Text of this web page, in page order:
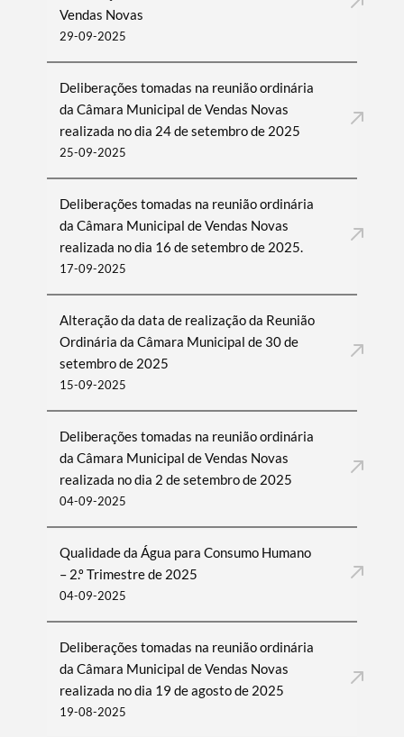
Vendas Novas
29-09-2025
Deliberações tomadas na reunião ordinária
da Câmara Municipal de Vendas Novas
realizada no dia 24 de setembro de 2025
25-09-2025
Deliberações tomadas na reunião ordinária
da Câmara Municipal de Vendas Novas
realizada no dia 16 de setembro de 2025.
17-09-2025
Alteração da data de realização da Reunião
Ordinária da Câmara Municipal de 30 de
setembro de 2025
15-09-2025
Deliberações tomadas na reunião ordinária
da Câmara Municipal de Vendas Novas
realizada no dia 2 de setembro de 2025
04-09-2025
Qualidade da Água para Consumo Humano
– 2.º Trimestre de 2025
04-09-2025
Deliberações tomadas na reunião ordinária
da Câmara Municipal de Vendas Novas
realizada no dia 19 de agosto de 2025
19-08-2025